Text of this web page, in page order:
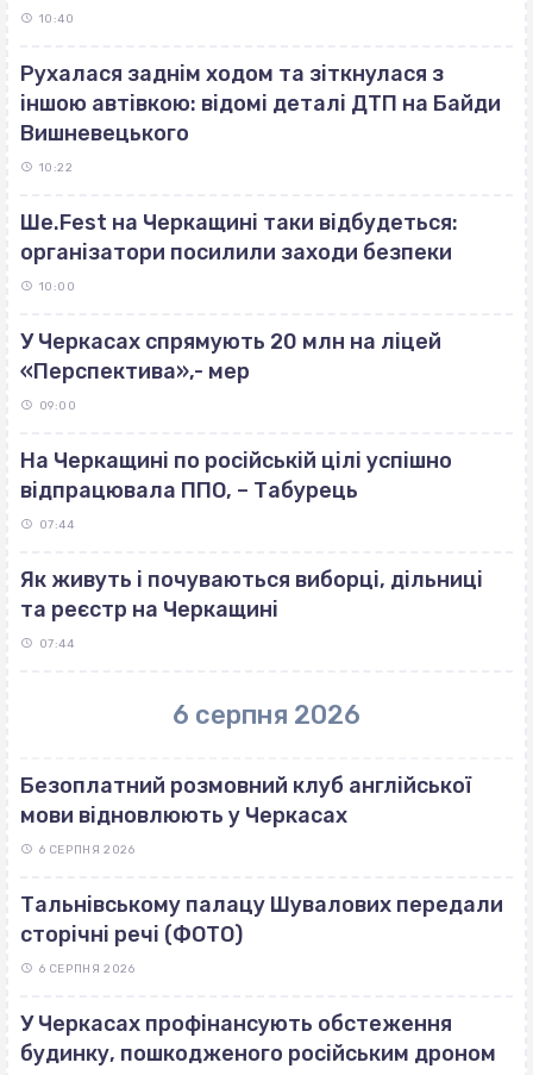
10:40
Рухалася заднім ходом та зіткнулася з
іншою автівкою: відомі деталі ДТП на Байди
Вишневецького
10:22
Ше.Fest на Черкащині таки відбудеться:
організатори посилили заходи безпеки
10:00
У Черкасах спрямують 20 млн на ліцей
«Перспектива»,- мер
09:00
На Черкащині по російській цілі успішно
відпрацювала ППО, – Табурець
07:44
Як живуть і почуваються виборці, дільниці
та реєстр на Черкащині
07:44
6 серпня 2026
Безоплатний розмовний клуб англійської
мови відновлюють у Черкасах
6 СЕРПНЯ 2026
Тальнівському палацу Шувалових передали
сторічні речі (ФОТО)
6 СЕРПНЯ 2026
У Черкасах профінансують обстеження
будинку, пошкодженого російським дроном